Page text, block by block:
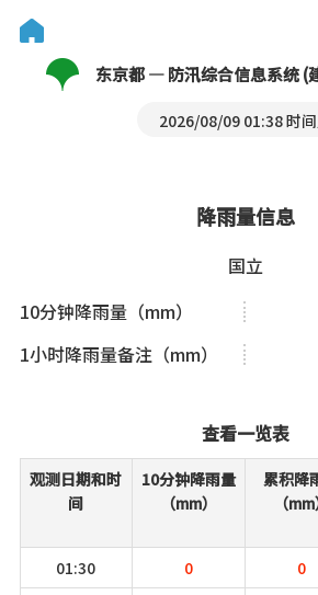
东京都 — 防汛综合信息系统 (
2026/08/09 01:38 时
降雨量信息
国立
10分钟降雨量（mm）
1小时降雨量备注（mm）
查看一览表
观测日期和时
间
10分钟降雨量
（mm）
累积降
（mm
01:30
0 0